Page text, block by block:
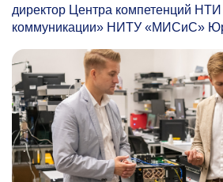
директор Центра компетенций
коммуникации» НИТУ «МИСиС»